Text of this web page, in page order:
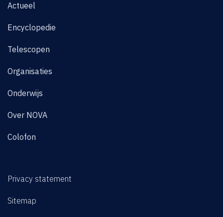
Actueel
Encyclopedie
Telescopen
Organisaties
Onderwijs
Over NOVA
Colofon
Privacy statement
Sitemap